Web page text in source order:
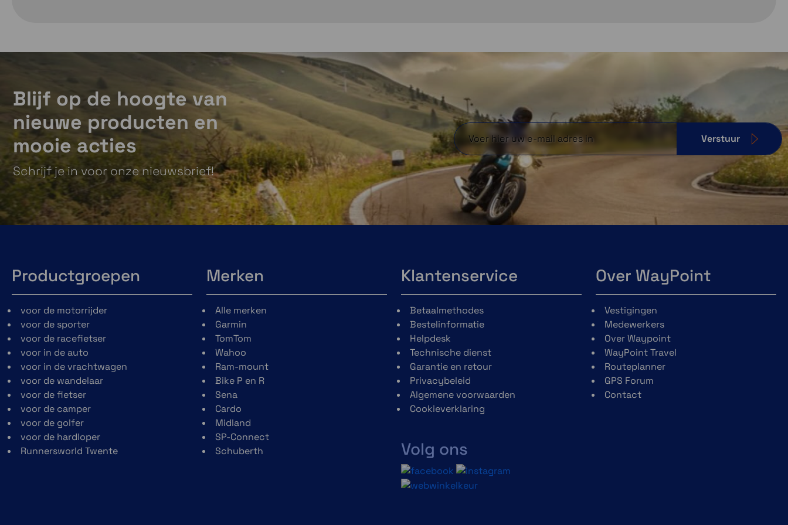
Blijf op de hoogte van
nieuwe producten en
mooie acties
Schrijf je in voor onze nieuwsbrief!
Verstuur
Productgroepen
voor de motorrijder
voor de sporter
voor de racefietser
voor in de auto
voor in de vrachtwagen
voor de wandelaar
voor de fietser
voor de camper
voor de golfer
voor de hardloper
Runnersworld Twente
Merken
Alle merken
Garmin
TomTom
Wahoo
Ram-mount
Bike P en R
Sena
Cardo
Midland
SP-Connect
Schuberth
Klantenservice
Betaalmethodes
Bestelinformatie
Helpdesk
Technische dienst
Garantie en retour
Privacybeleid
Algemene voorwaarden
Cookieverklaring
Volg ons
Over WayPoint
Vestigingen
Medewerkers
Over Waypoint
WayPoint Travel
Routeplanner
GPS Forum
Contact